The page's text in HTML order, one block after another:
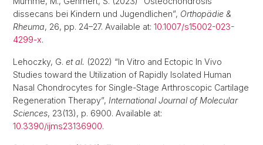
dissecans bei Kindern und Jugendlichen”, Orthopädie &
Rheuma, 26, pp. 24–27. Available at: 10.1007/s15002-023-
4299-x.
Lehoczky, G. et al. (2022) “In Vitro and Ectopic In Vivo
Studies toward the Utilization of Rapidly Isolated Human
Nasal Chondrocytes for Single-Stage Arthroscopic Cartilage
Regeneration Therapy”, International Journal of Molecular
Sciences, 23(13), p. 6900. Available at:
10.3390/ijms23136900.